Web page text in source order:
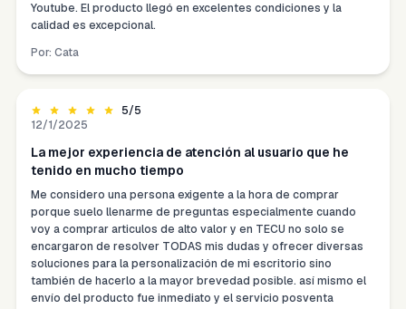
Youtube. El producto llegó en excelentes condiciones y la
calidad es excepcional.
Por: Cata
5/5
12/1/2025
La mejor experiencia de atención al usuario que he
tenido en mucho tiempo
Me considero una persona exigente a la hora de comprar
porque suelo llenarme de preguntas especialmente cuando
voy a comprar articulos de alto valor y en TECU no solo se
encargaron de resolver TODAS mis dudas y ofrecer diversas
soluciones para la personalización de mi escritorio sino
también de hacerlo a la mayor brevedad posible. así mismo el
envío del producto fue inmediato y el servicio posventa